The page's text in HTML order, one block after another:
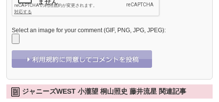
Select an image for your comment (GIF, PNG, JPG, JPEG):
ジャニーズWEST 小瀧望 桐山照史 藤井流星 関連記事